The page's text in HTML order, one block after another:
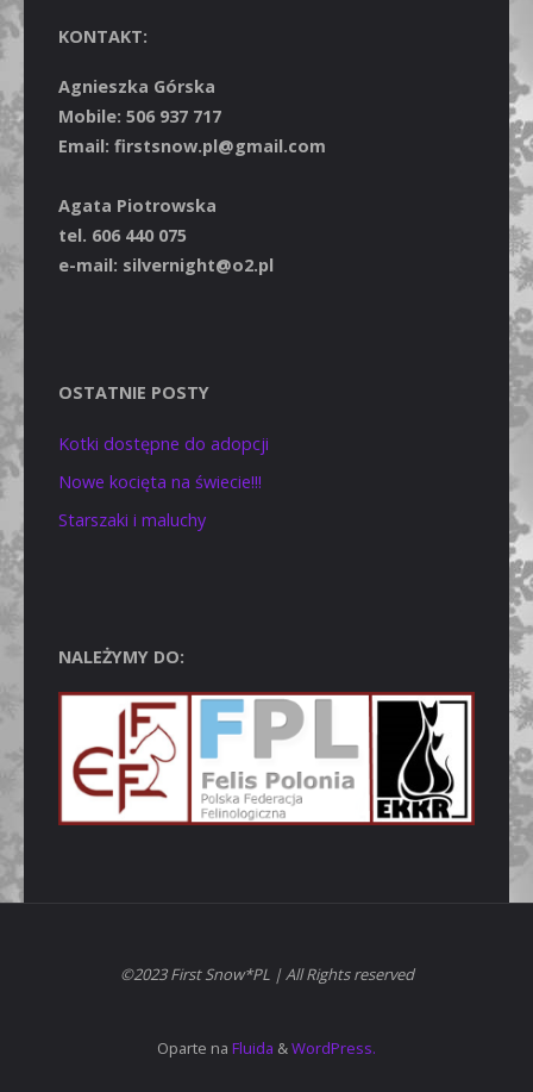
KONTAKT:
Agnieszka Górska
Mobile: 506 937 717
Email: firstsnow.pl@gmail.com
Agata Piotrowska
tel. 606 440 075
e-mail: silvernight@o2.pl
OSTATNIE POSTY
Kotki dostępne do adopcji
Nowe kocięta na świecie!!!
Starszaki i maluchy
NALEŻYMY DO:
©2023 First Snow*PL | All Rights reserved
Oparte na Fluida &WordPress.